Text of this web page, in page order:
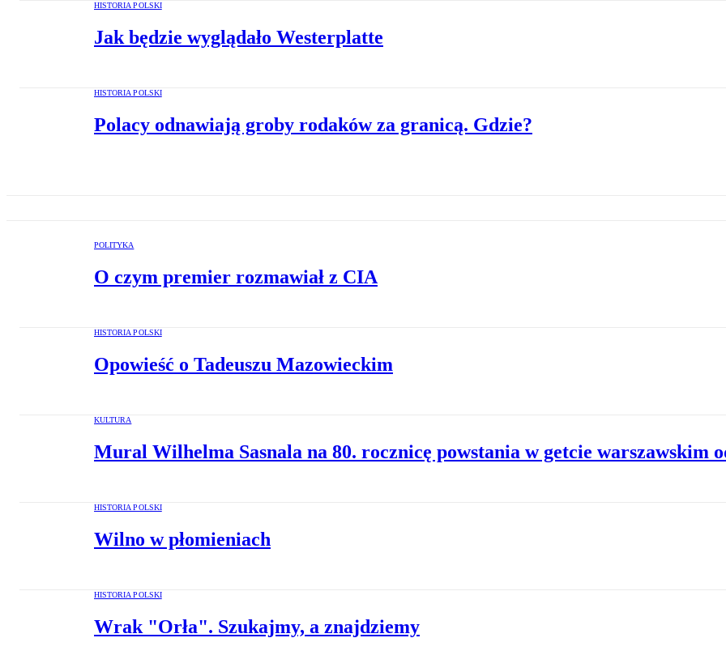
HISTORIA POLSKI
Jak będzie wyglądało Westerplatte
HISTORIA POLSKI
Polacy odnawiają groby rodaków za granicą. Gdzie?
POLITYKA
O czym premier rozmawiał z CIA
HISTORIA POLSKI
Opowieść o Tadeuszu Mazowieckim
KULTURA
Mural Wilhelma Sasnala na 80. rocznicę powstania w getcie warszawskim
HISTORIA POLSKI
Wilno w płomieniach
HISTORIA POLSKI
Wrak "Orła". Szukajmy, a znajdziemy